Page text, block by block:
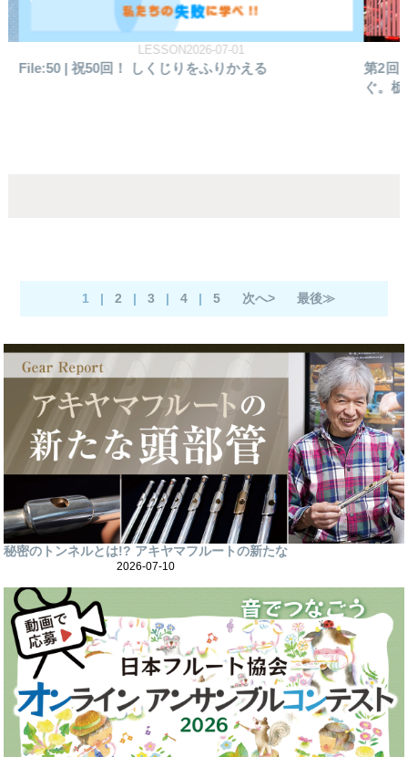
REPORT2026-06-19
第2回 とちぎフルートフェスティバル 音楽で世界を繋
込む
1 | 2 | 3 | 4 | 5 次へ> 最後≫
秘密のトンネルとは!? アキヤマフルートの新たな
2026-07-10